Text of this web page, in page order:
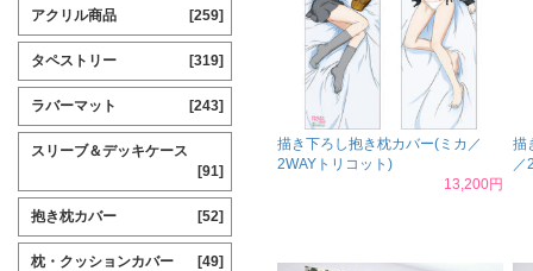
描き下ろし抱き枕カバー(ミカ／
2WAYトリコット)
13,200円
描
／
アクリル商品 [259]
タペストリー [319]
ラバーマット [243]
スリーブ＆デッキケース
[91]
抱き枕カバー [52]
枕・クッションカバー [49]